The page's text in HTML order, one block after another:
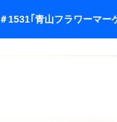
＃1531｢青山フラワーマー